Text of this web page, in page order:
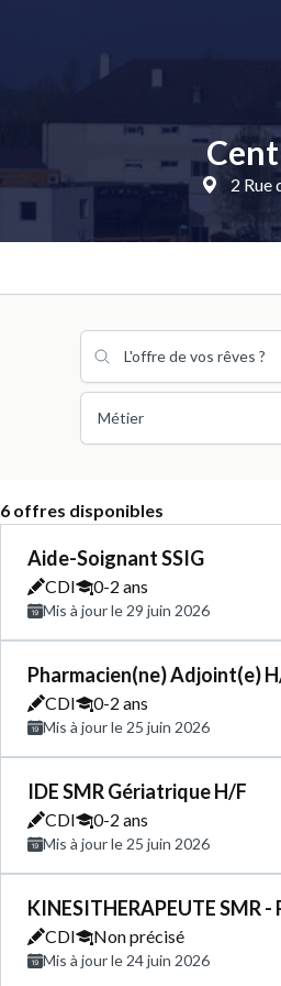
2 Rue
Métier
6 offres disponibles
Aide-Soignant SSIG
CDI 0-2 ans
Mis à jour le 29 juin 2026
Pharmacien(ne) Adjoint(e)
CDI 0-2 ans
Mis à jour le 25 juin 2026
IDE SMR Gériatrique H/F
CDI 0-2 ans
Mis à jour le 25 juin 2026
KINESITHERAPEUTE
CDI Non précisé
Mis à jour le 24 juin 2026